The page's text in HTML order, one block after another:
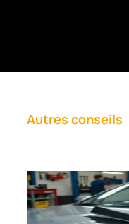
Autres conseils